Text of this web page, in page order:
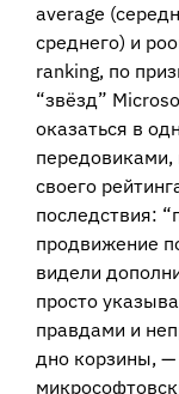
average
среднего) и
ranking, по
“звёзд”
оказаться в
передовиками,
своего
последствия:
продвижение
видели
просто
правдами и
дно корзины,